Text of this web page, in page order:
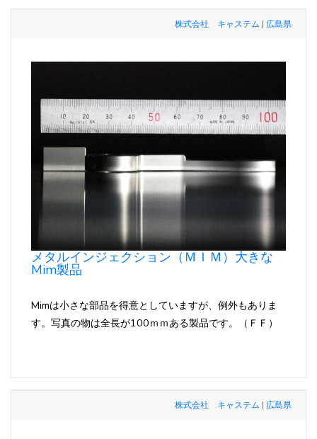
株式会社 キャステム | 広島県
メタルインジェクション（ＭＩＭ）大きな
Mim製品
Mimは小さな部品を得意としていますが、例外もありま
す。写真の物は全長が100ｍｍある製品です。（ＦＦ）
株式会社 キャステム | 広島県